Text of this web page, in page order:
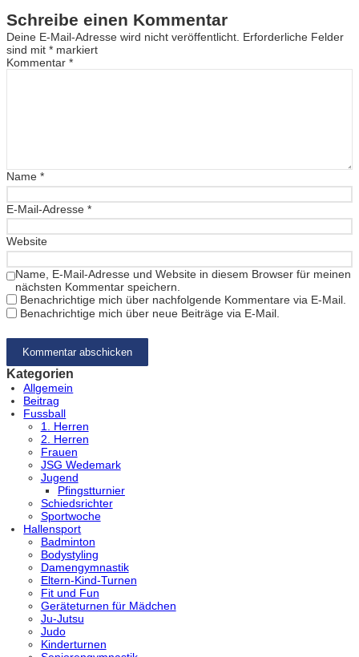
Schreibe einen Kommentar
Deine E-Mail-Adresse wird nicht veröffentlicht. Erforderliche Felder
sind mit * markiert
Kommentar *
Name *
E-Mail-Adresse *
Website
Name, E-Mail-Adresse und Website in diesem Browser für meinen
nächsten Kommentar speichern.
Benachrichtige mich über nachfolgende Kommentare via E-Mail.
Benachrichtige mich über neue Beiträge via E-Mail.
Kategorien
Allgemein
Beitrag
Fussball
1. Herren
2. Herren
Frauen
JSG Wedemark
Jugend
Pfingstturnier
Schiedsrichter
Sportwoche
Hallensport
Badminton
Bodystyling
Damengymnastik
Eltern-Kind-Turnen
Fit und Fun
Geräteturnen für Mädchen
Ju-Jutsu
Judo
Kinderturnen